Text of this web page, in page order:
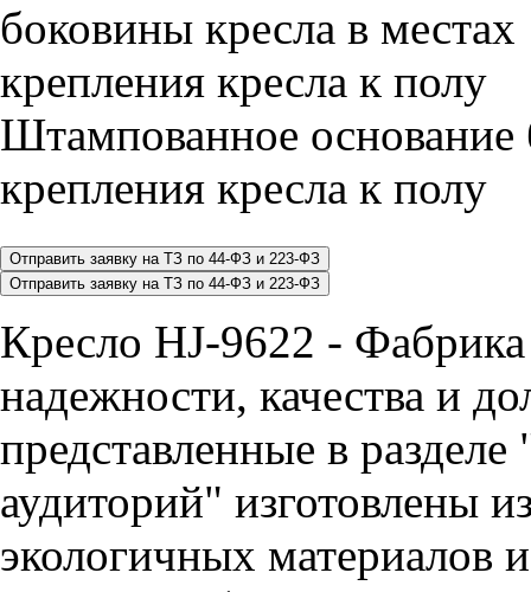
Штампованное основание
крепления кресла к полу
Кресло HJ-9622 -
надежности, качества и
представленные в
аудиторий" изготовлены
экологичных материалов